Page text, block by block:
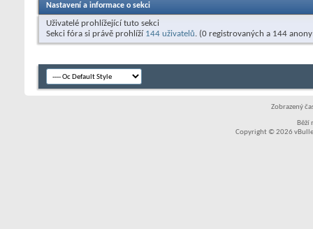
Nastavení a informace o sekci
Uživatelé prohlížející tuto sekci
Sekci fóra si právě prohlíží 144 uživatelů. (0 registrovaných a 144
Zobrazený
Běží
Copyright © 2026